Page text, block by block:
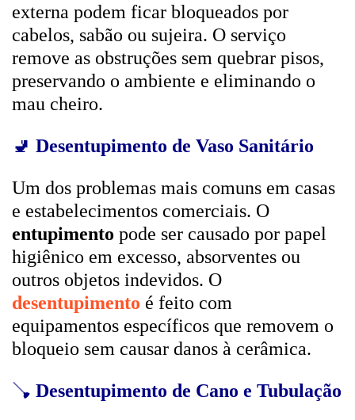
externa podem ficar bloqueados por
cabelos, sabão ou sujeira. O serviço
remove as obstruções sem quebrar pisos,
preservando o ambiente e eliminando o
mau cheiro.
🚽 Desentupimento de Vaso Sanitário
Um dos problemas mais comuns em casas
e estabelecimentos comerciais. O
entupimento pode ser causado por papel
higiênico em excesso, absorventes ou
outros objetos indevidos. O
desentupimento é feito com
equipamentos específicos que removem o
bloqueio sem causar danos à cerâmica.
🪠 Desentupimento de Cano e Tubulação